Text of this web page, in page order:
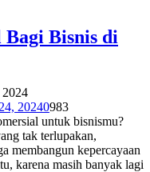
Bisnis di
2024
20240983
untuk bisnismu?
tak terlupakan,
membangun kepercayaan
karena masih banyak lagi